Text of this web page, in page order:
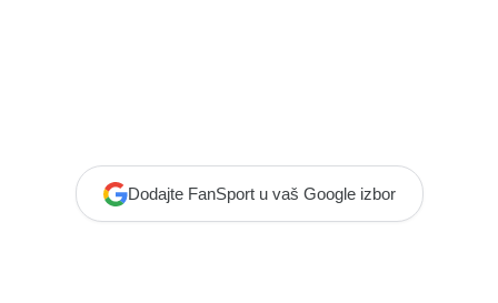
Dodajte FanSport u vaš Google izbor